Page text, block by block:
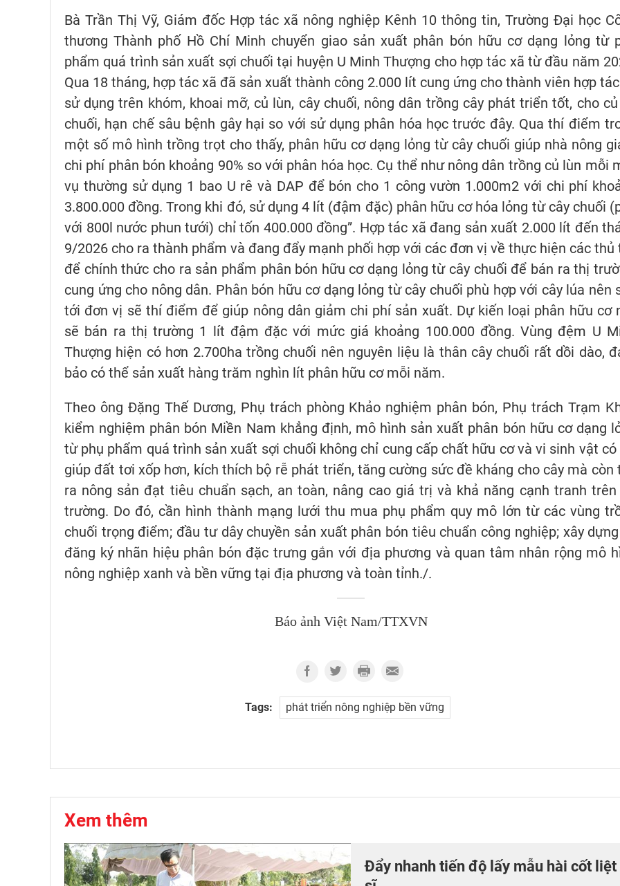
Bà Trần Thị Vỹ, Giám đốc Hợp tác xã nông nghiệp Kênh 10 thông tin, Trường Đại học
thương Thành phố Hồ Chí Minh chuyển giao sản xuất phân bón hữu cơ dạng lỏng từ
phẩm quá trình sản xuất sợi chuối tại huyện U Minh Thượng cho hợp tác xã từ đầu năm
Qua 18 tháng, hợp tác xã đã sản xuất thành công 2.000 lít cung ứng cho thành viên hợp
sử dụng trên khóm, khoai mỡ, củ lùn, cây chuối, nông dân trồng cây phát triển tốt, cho
chuối, hạn chế sâu bệnh gây hại so với sử dụng phân hóa học trước đây. Qua thí điểm
một số mô hình trồng trọt cho thấy, phân hữu cơ dạng lỏng từ cây chuối giúp nhà nông
chi phí phân bón khoảng 90% so với phân hóa học. Cụ thể như nông dân trồng củ lùn mỗi
vụ thường sử dụng 1 bao U rê và DAP để bón cho 1 công vườn 1.000m2 với chi phí
3.800.000 đồng. Trong khi đó, sử dụng 4 lít (đậm đặc) phân hữu cơ hóa lỏng từ cây chuối
với 800l nước phun tưới) chỉ tốn 400.000 đồng”. Hợp tác xã đang sản xuất 2.000 lít đến
9/2026 cho ra thành phẩm và đang đẩy mạnh phối hợp với các đơn vị về thực hiện các thủ
để chính thức cho ra sản phẩm phân bón hữu cơ dạng lỏng từ cây chuối để bán ra thị
cung ứng cho nông dân. Phân bón hữu cơ dạng lỏng từ cây chuối phù hợp với cây lúa nên
tới đơn vị sẽ thí điểm để giúp nông dân giảm chi phí sản xuất. Dự kiến loại phân hữu cơ
sẽ bán ra thị trường 1 lít đậm đặc với mức giá khoảng 100.000 đồng. Vùng đệm U
Thượng hiện có hơn 2.700ha trồng chuối nên nguyên liệu là thân cây chuối rất dồi dào,
bảo có thể sản xuất hàng trăm nghìn lít phân hữu cơ mỗi năm.
Theo ông Đặng Thế Dương, Phụ trách phòng Khảo nghiệm phân bón, Phụ trách Trạm
kiểm nghiệm phân bón Miền Nam khẳng định, mô hình sản xuất phân bón hữu cơ dạng
từ phụ phẩm quá trình sản xuất sợi chuối không chỉ cung cấp chất hữu cơ và vi sinh vật có
giúp đất tơi xốp hơn, kích thích bộ rễ phát triển, tăng cường sức đề kháng cho cây mà còn
ra nông sản đạt tiêu chuẩn sạch, an toàn, nâng cao giá trị và khả năng cạnh tranh
trường. Do đó, cần hình thành mạng lưới thu mua phụ phẩm quy mô lớn từ các vùng
chuối trọng điểm; đầu tư dây chuyền sản xuất phân bón tiêu chuẩn công nghiệp; xây
đăng ký nhãn hiệu phân bón đặc trưng gắn với địa phương và quan tâm nhân rộng mô
nông nghiệp xanh và bền vững tại địa phương và toàn tỉnh./.
Báo ảnh Việt Nam/TTXVN
Tags: phát triển nông nghiệp bền vững
Xem thêm
Đẩy nhanh tiến độ lấy mẫu hài cốt liệt